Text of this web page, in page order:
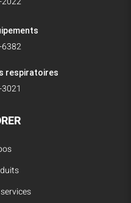
respiratoires